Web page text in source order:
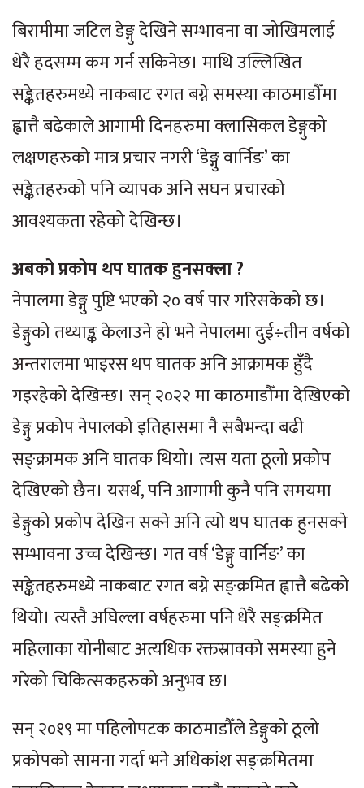
बिरामीमा जटिल डेङ्गु देखिने सम्भावना वा जोखिमलाई
धेरै हदसम्म कम गर्न सकिनेछ। माथि उल्लिखित
सङ्केतहरुमध्ये नाकबाट रगत बग्ने समस्या काठमाडौँमा
ह्वात्तै बढेकाले आगामी दिनहरुमा क्लासिकल डेङ्गुको
लक्षणहरुको मात्र प्रचार नगरी ‘डेङ्गु वार्निङ’ का
सङ्केतहरुको पनि व्यापक अनि सघन प्रचारको
आवश्यकता रहेको देखिन्छ।
अबको प्रकोप थप घातक हुनसक्ला ?
नेपालमा डेङ्गु पुष्टि भएको २० वर्ष पार गरिसकेको छ।
डेङ्गुको तथ्याङ्क केलाउने हो भने नेपालमा दुई÷तीन वर्षको
अन्तरालमा भाइरस थप घातक अनि आक्रामक हुँदै
गइरहेको देखिन्छ। सन् २०२२ मा काठमाडौँमा देखिएको
डेङ्गु प्रकोप नेपालको इतिहासमा नै सबैभन्दा बढी
सङ्क्रामक अनि घातक थियो। त्यस यता ठूलो प्रकोप
देखिएको छैन। यसर्थ, पनि आगामी कुनै पनि समयमा
डेङ्गुको प्रकोप देखिन सक्ने अनि त्यो थप घातक हुनसक्ने
सम्भावना उच्च देखिन्छ। गत वर्ष ‘डेङ्गु वार्निङ’ का
सङ्केतहरुमध्ये नाकबाट रगत बग्ने सङ्क्रमित ह्वात्तै बढेको
थियो। त्यस्तै अघिल्ला वर्षहरुमा पनि धेरै सङ्क्रमित
महिलाका योनीबाट अत्यधिक रक्तस्रावको समस्या हुने
गरेको चिकित्सकहरुको अनुभव छ।
सन् २०१९ मा पहिलोपटक काठमाडौँले डेङ्गुको ठूलो
प्रकोपको सामना गर्दा भने अधिकांश सङ्क्रमितमा